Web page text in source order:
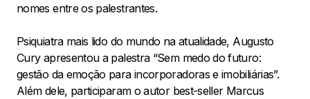
nomes entre os palestrantes.
Psiquiatra mais lido do mundo na atualidade, Augusto
Cury apresentou a palestra “Sem medo do futuro:
gestão da emoção para incorporadoras e imobiliárias”.
Além dele, participaram o autor best-seller Marcus